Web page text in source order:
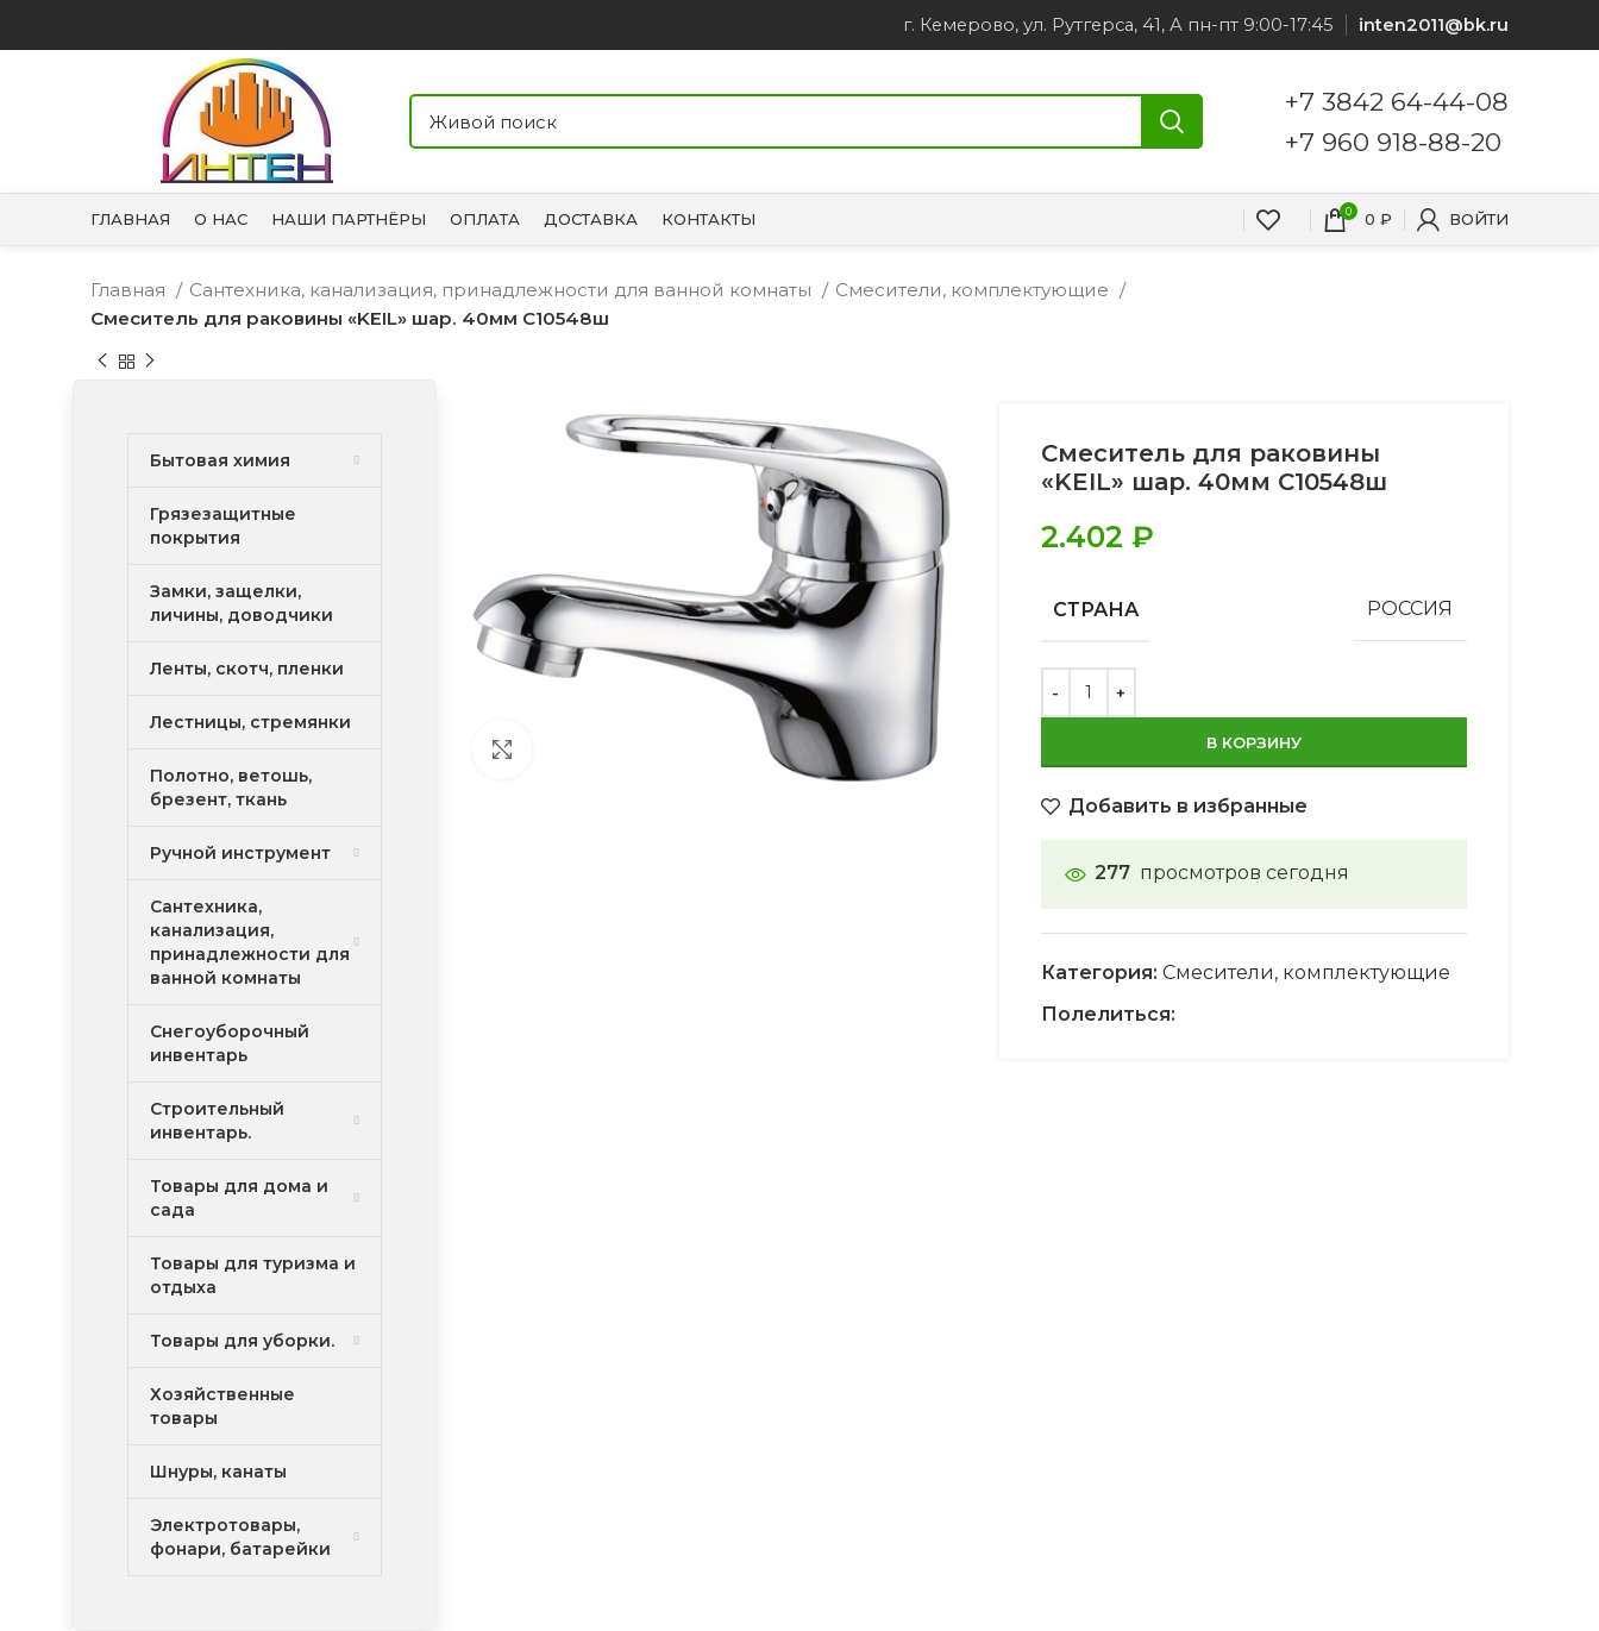
г. Кемерово, ул. Рутгерса, 41, А пн-пт 9:00-17:45 inten2011@bk.ru
+7 3842 64-44-08
+7 960 918-88-20
ГЛАВНАЯ О НАС НАШИ ПАРТНЁРЫ ОПЛАТА ДОСТАВКА КОНТАКТЫ 0 0 ₽ ВОЙТИ
Главная Сантехника, канализация, принадлежности для ванной комнаты
Смесители, комплектующие
Смеситель для раковины «KEIL» шар. 40мм С10548ш
Смеситель для раковины
«KEIL» шар. 40мм С10548ш
2.402 ₽
СТРАНА РОССИЯ
В КОРЗИНУ
Добавить в избранные
277 просмотров сегодня
Категория: Смесители, комплектующие
Полелиться:
Бытовая химия
Грязезащитные
покрытия
Замки, защелки,
личины, доводчики
Ленты, скотч, пленки
Лестницы, стремянки
Полотно, ветошь,
брезент, ткань
Ручной инструмент
Сантехника,
канализация,
принадлежности для
ванной комнаты
Снегоуборочный
инвентарь
Строительный
инвентарь.
Товары для дома и
сада
Товары для туризма и
отдыха
Товары для уборки.
Хозяйственные
товары
Шнуры, канаты
Электротовары,
фонари, батарейки